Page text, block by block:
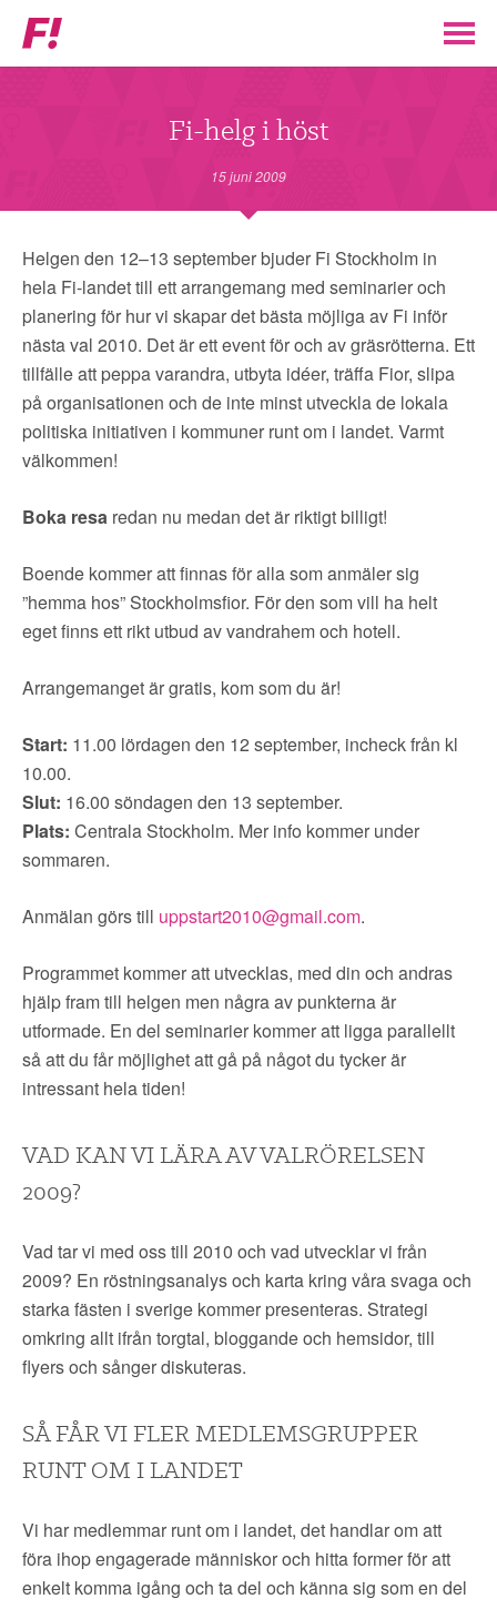
Feministiskt
initiativ
ENGAGERA DIG I F! ▼
ENAD RÖST
PARTILEDARE
FÖR MEDLEMMAR ▼
NYHETER
SÖK
Fi-helg i höst
15 juni 2009
Helgen den 12–13 september bjuder Fi Stockholm in
hela Fi-landet till ett arrangemang med seminarier och
planering för hur vi skapar det bästa möjliga av Fi inför
nästa val 2010. Det är ett event för och av gräsrötterna. Ett
tillfälle att peppa varandra, utbyta idéer, träffa Fior, slipa
på organisationen och de inte minst utveckla de lokala
politiska initiativen i kommuner runt om i landet. Varmt
välkommen!
Boka resa redan nu medan det är riktigt billigt!
Boende kommer att finnas för alla som anmäler sig
”hemma hos” Stockholmsfior. För den som vill ha helt
eget finns ett rikt utbud av vandrahem och hotell.
Arrangemanget är gratis, kom som du är!
Start: 11.00 lördagen den 12 september, incheck från kl
10.00.
Slut: 16.00 söndagen den 13 september.
Plats: Centrala Stockholm. Mer info kommer under
sommaren.
Anmälan görs till uppstart2010@gmail.com.
Programmet kommer att utvecklas, med din och andras
hjälp fram till helgen men några av punkterna är
utformade. En del seminarier kommer att ligga parallellt
så att du får möjlighet att gå på något du tycker är
intressant hela tiden!
VAD KAN VI LÄRA AV VALRÖRELSEN
2009?
Vad tar vi med oss till 2010 och vad utvecklar vi från
2009? En röstningsanalys och karta kring våra svaga och
starka fästen i sverige kommer presenteras. Strategi
omkring allt ifrån torgtal, bloggande och hemsidor, till
flyers och sånger diskuteras.
SÅ FÅR VI FLER MEDLEMSGRUPPER
RUNT OM I LANDET
Vi har medlemmar runt om i landet, det handlar om att
föra ihop engagerade människor och hitta former för att
enkelt komma igång och ta del och känna sig som en del